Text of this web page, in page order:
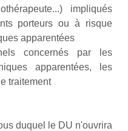
...) impliqués
porteurs ou à risque
apparentées
concernés par les
apparentées, les
traitement
duquel le DU n'ouvrira